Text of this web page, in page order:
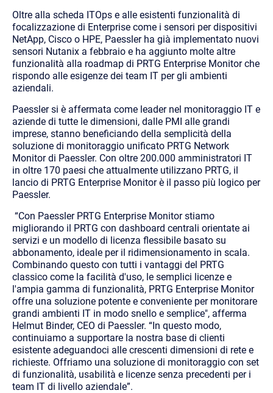
Oltre alla scheda ITOps e alle esistenti funzionalità di
focalizzazione di Enterprise come i sensori per dispositivi
NetApp, Cisco o HPE, Paessler ha già implementato nuovi
sensori Nutanix a febbraio e ha aggiunto molte altre
funzionalità alla roadmap di PRTG Enterprise Monitor che
rispondo alle esigenze dei team IT per gli ambienti
aziendali.
Paessler si è affermata come leader nel monitoraggio IT e
aziende di tutte le dimensioni, dalle PMI alle grandi
imprese, stanno beneficiando della semplicità della
soluzione di monitoraggio unificato PRTG Network
Monitor di Paessler. Con oltre 200.000 amministratori IT
in oltre 170 paesi che attualmente utilizzano PRTG, il
lancio di PRTG Enterprise Monitor è il passo più logico per
Paessler.
“Con Paessler PRTG Enterprise Monitor stiamo
migliorando il PRTG con dashboard centrali orientate ai
servizi e un modello di licenza flessibile basato su
abbonamento, ideale per il ridimensionamento in scala.
Combinando questo con tutti i vantaggi del PRTG
classico come la facilità d'uso, le semplici licenze e
l'ampia gamma di funzionalità, PRTG Enterprise Monitor
offre una soluzione potente e conveniente per monitorare
grandi ambienti IT in modo snello e semplice", afferma
Helmut Binder, CEO di Paessler. “In questo modo,
continuiamo a supportare la nostra base di clienti
esistente adeguandoci alle crescenti dimensioni di rete e
richieste. Offriamo una soluzione di monitoraggio con set
di funzionalità, usabilità e licenze senza precedenti per i
team IT di livello aziendale”.